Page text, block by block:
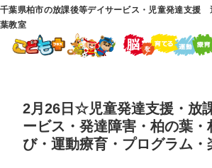
千葉県柏市の放課後等デイサービス・児童発達支援
葉教室
2月26日☆児童発達支援・放
ービス・発達障害・柏の葉・
び・運動療育・プログラム・